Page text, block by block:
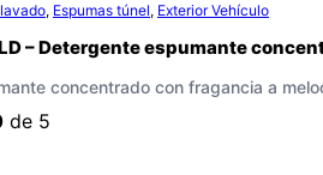
, Espumas túnel, Exterior Vehículo
LD – Detergente espumante
concentrado con fragancia a
de 5